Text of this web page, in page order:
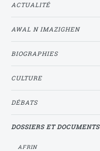
ACTUALITÉ
AWAL N IMAZIGHEN
BIOGRAPHIES
CULTURE
DÉBATS
DOSSIERS ET DOCUMENTS
AFRIN